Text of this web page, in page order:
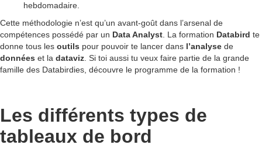
hebdomadaire.
Cette méthodologie n’est qu’un avant-goût dans l’arsenal de
compétences possédé par un Data Analyst . La formation Databird te
donne tous les outils pour pouvoir te lancer dans l’analyse de
données et la dataviz . Si toi aussi tu veux faire partie de la grande
famille des Databirdies, découvre le programme de la formation !
Les différents types de
tableaux de bord